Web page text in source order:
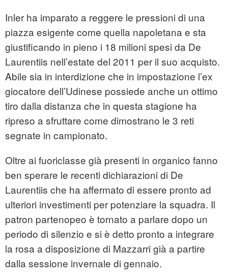
Inler ha imparato a reggere le pressioni di una
piazza esigente come quella napoletana e sta
giustificando in pieno i 18 milioni spesi da De
Laurentiis nell’estate del 2011 per il suo acquisto.
Abile sia in interdizione che in impostazione l’ex
giocatore dell’Udinese possiede anche un ottimo
tiro dalla distanza che in questa stagione ha
ripreso a sfruttare come dimostrano le 3 reti
segnate in campionato.
Oltre ai fuoriclasse già presenti in organico fanno
ben sperare le recenti dichiarazioni di De
Laurentiis che ha affermato di essere pronto ad
ulteriori investimenti per potenziare la squadra. Il
patron partenopeo è tornato a parlare dopo un
periodo di silenzio e si è detto pronto a integrare
la rosa a disposizione di Mazzarri già a partire
dalla sessione invernale di gennaio.